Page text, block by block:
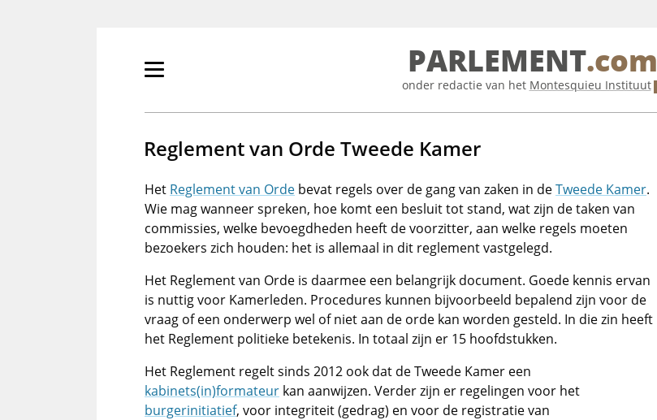
Primair
tonen/verbergen
PARLEMENT.com
onder redactie van het Montesquieu Instituut
Reglement van Orde Tweede Kamer
Het Reglement van Orde bevat regels over de gang van zaken in deTweede Kamer.
Wie mag wanneer spreken, hoe komt een besluit tot stand, wat zijn de taken van
commissies, welke bevoegdheden heeft de voorzitter, aan welke regels moeten
bezoekers zich houden: het is allemaal in dit reglement vastgelegd.
Het Reglement van Orde is daarmee een belangrijk document. Goede kennis ervan
is nuttig voor Kamerleden. Procedures kunnen bijvoorbeeld bepalend zijn voor de
vraag of een onderwerp wel of niet aan de orde kan worden gesteld. In die zin heeft
het Reglement politieke betekenis. In totaal zijn er 15 hoofdstukken.
Het Reglement regelt sinds 2012 ook dat de Tweede Kamer een
kabinets(in)formateur kan aanwijzen. Verder zijn er regelingen voor het
burgerinitiatief, voor integriteit (gedrag) en voor de registratie van